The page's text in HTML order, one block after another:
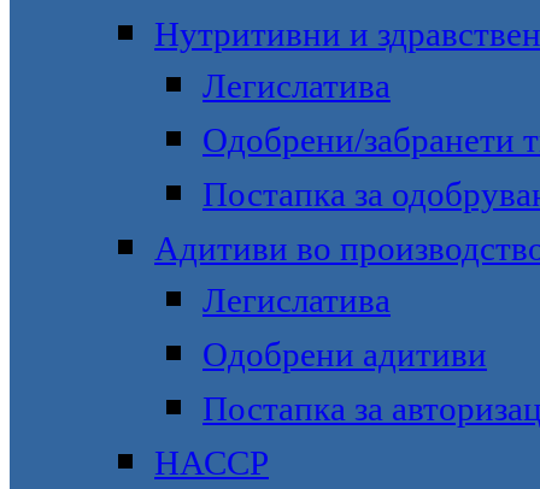
Нутритивни и
Легислатива
Одобрени/забранети
Постапка за
Адитиви во
Легислатива
Одобрени адитиви
Постапка за
НАССР